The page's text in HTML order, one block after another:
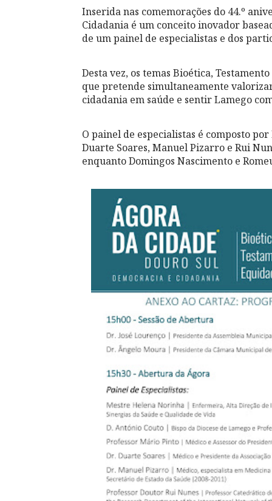
Inserida nas comemorações do 44.º
Cidadania é um conceito inovador
de um painel de especialistas e dos
Desta vez, os temas Bioética,
que pretende simultaneamente
cidadania em saúde e sentir Lamego
O painel de especialistas é composto
Duarte Soares, Manuel Pizarro e Rui
enquanto Domingos Nascimento e